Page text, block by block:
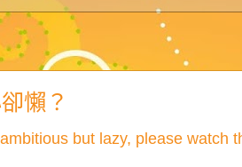
懶？
but lazy, please watch